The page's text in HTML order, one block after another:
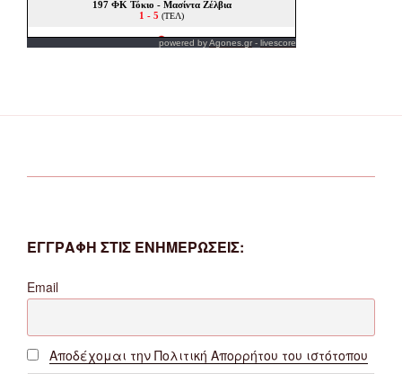
powered byAgones.gr - livescore
ΕΓΓΡΑΦΗ ΣΤΙΣ ΕΝΗΜΕΡΩΣΕΙΣ:
Email
Αποδέχομαι την Πολιτική Απορρήτου του ιστότοπου